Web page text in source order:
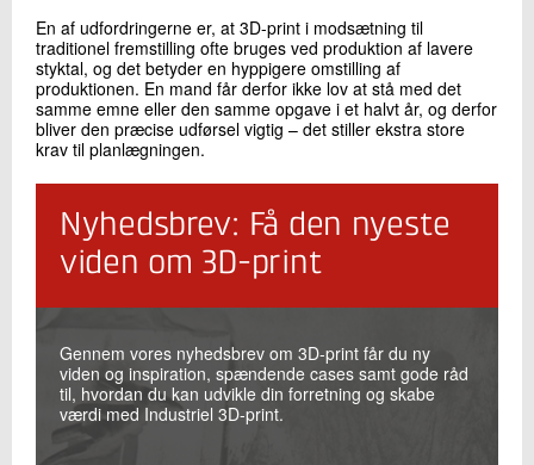
En af udfordringerne er, at 3D-print i modsætning til
traditionel fremstilling ofte bruges ved produktion af lavere
styktal, og det betyder en hyppigere omstilling af
produktionen. En mand får derfor ikke lov at stå med det
samme emne eller den samme opgave i et halvt år, og derfor
bliver den præcise udførsel vigtig – det stiller ekstra store
krav til planlægningen.
Nyhedsbrev: Få den nyeste
viden om 3D-print
Gennem vores nyhedsbrev om 3D-print får du ny
viden og inspiration, spændende cases samt gode råd
til, hvordan du kan udvikle din forretning og skabe
værdi med Industriel 3D-print.